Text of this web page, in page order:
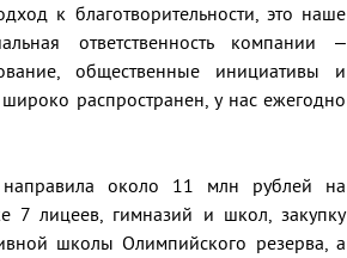
к благотворительности, это наше
ответственность компании –
общественные инициативы и
распространен, у нас ежегодно
около 11 млн рублей на
7 лицеев, гимназий и школ, закупку
школы Олимпийского резерва, а